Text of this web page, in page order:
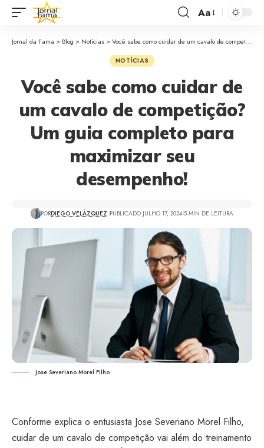
Aa
Jornal da Fama > Blog > Notícias >Você sabe como cuidar de um cavalo de competição? Um guia completo para maximizar seu desempenho!
NOTÍCIAS
Você sabe como cuidar de
um cavalo de competição?
Um guia completo para
maximizar seu
desempenho!
PORDIEGO VELÁZQUEZ PUBLICADO JULHO 17, 2024 5 MIN DE LEITURA
Jose Severiano Morel Filho
Conforme explica o entusiasta Jose Severiano Morel Filho,
cuidar de um cavalo de competição vai além do treinamento